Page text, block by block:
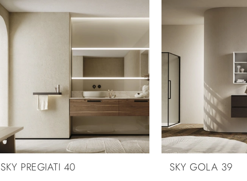
SKY PREGIATI 40 SKY GOLA 39